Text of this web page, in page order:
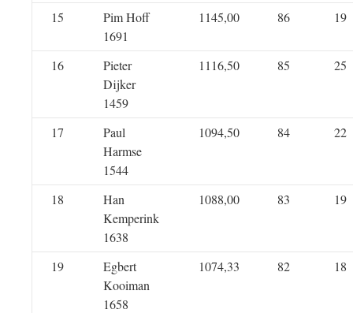
15
Pim Hoff
1691
1145,00 86 19
16
Pieter
Dijker
1459
1116,50 85 25
17
Paul
Harmse
1544
1094,50 84 22
18
Han
Kemperink
1638
1088,00 83 19
19
Egbert
Kooiman
1658
1074,33 82 18